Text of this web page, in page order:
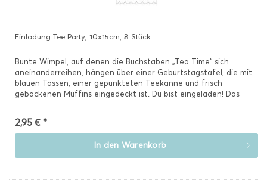
Einladung Tee Party, 10x15cm, 8 Stück
Bunte Wimpel, auf denen die Buchstaben „Tea Time“ sich
aneinanderreihen, hängen über einer Geburtstagstafel, die mit
blauen Tassen, einer gepunkteten Teekanne und frisch
gebackenen Muffins eingedeckt ist. Du bist eingeladen! Das
2,95 € *
In den Warenkorb